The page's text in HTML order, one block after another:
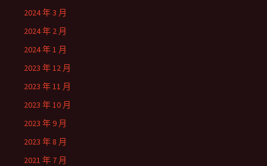
2024 年 3 月
2024 年 2 月
2024 年 1 月
2023 年 12 月
2023 年 11 月
2023 年 10 月
2023 年 9 月
2023 年 8 月
2021 年 7 月